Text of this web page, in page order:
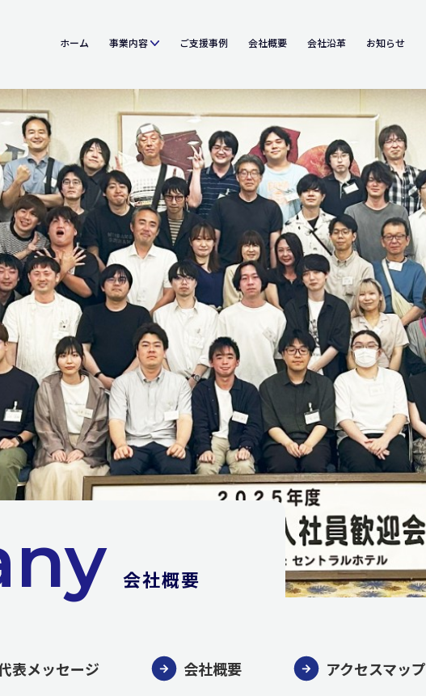
ホーム 事業内容 ご支援事例 会社概要 会社沿革 お知らせ
会社概要
表メッセージ 会社概要 アクセスマップ